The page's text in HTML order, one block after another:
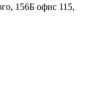
156Б офис 115,